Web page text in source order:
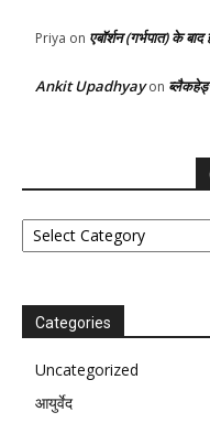
Priya on एबॉर्शन (गर्भपात) के बाद
Ankit Upadhyayon
Categories
Categories
Uncategorized
आयुर्वेद